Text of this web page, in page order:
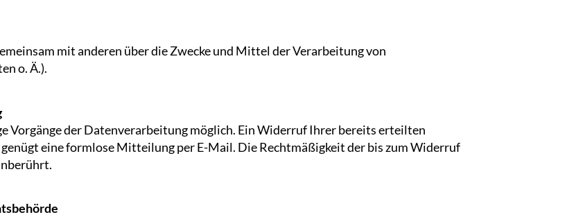
mit anderen über die Zwecke und Mittel der Verarbeitung von
o. Ä.).
Vorgänge der Datenverarbeitung möglich. Ein Widerruf Ihrer bereits erteilten
eine formlose Mitteilung per E-Mail. Die Rechtmäßigkeit der bis zum Widerruf